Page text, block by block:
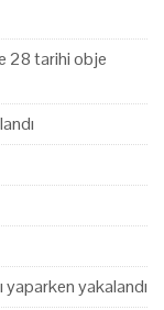
28 tarihi obje
yakalandı